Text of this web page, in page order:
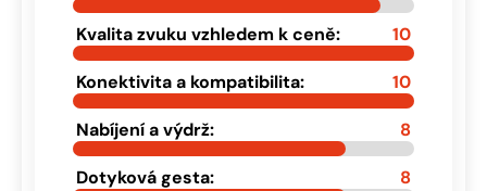
Kvalita zvuku vzhledem k ceně: 10
Konektivita a kompatibilita: 10
Nabíjení a výdrž: 8
Dotyková gesta: 8